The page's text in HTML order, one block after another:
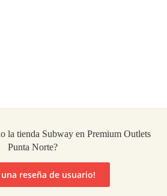
la tienda Subway en Premium Outlets
Punta Norte?
reseña de usuario!